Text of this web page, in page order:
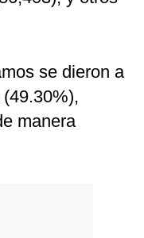
se dieron a
manera